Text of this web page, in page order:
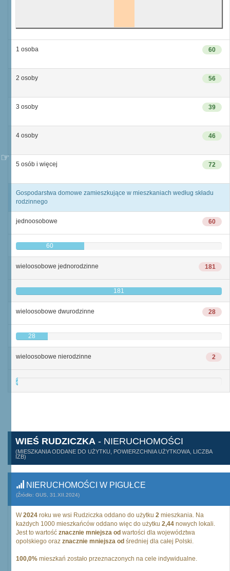
60
1 osoba
56
2 osoby
39
3 osoby
46
4 osoby
72
5 osób i więcej
Gospodarstwa domowe zamieszkujące w mieszkaniach według składu
rodzinnego
60
jednoosobowe
60
181
wieloosobowe jednorodzinne
181
28
wieloosobowe dwurodzinne
28
2
wieloosobowe nierodzinne
2
WIEŚ RUDZICZKA - NIERUCHOMOŚCI
(MIESZKANIA ODDANE DO UŻYTKU, POWIERZCHNIA UŻYTKOWA, LICZBA
IZB)
NIERUCHOMOŚCI W PIGUŁCE
(Źródło: GUS, 31.XII.2024)
W2024 roku we wsi Rudziczka oddano do użytku 2 mieszkania. Na
każdych 1000 mieszkańców oddano więc do użytku 2,44 nowych lokali.
Jest to wartość znacznie mniejsza od wartości dla województwa
opolskiego oraz znacznie mniejsza od średniej dla całej Polski.
100,0% mieszkań zostało przeznaczonych na cele indywidualne.